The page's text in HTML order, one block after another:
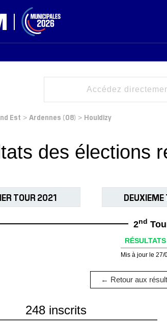
Est > Ardennes (08) > Houldizy
des élections
TOUR 2021
2nd
Mis à jour le
← Retour aux
248 inscrits